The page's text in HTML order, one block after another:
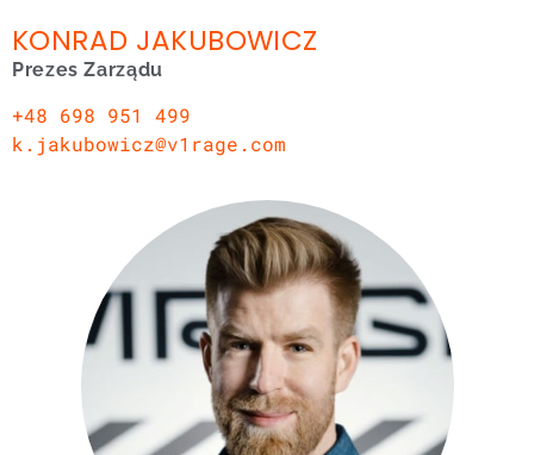
KONRAD JAKUBOWICZ
Prezes Zarządu
+48 698 951 499
k.jakubowicz@v1rage.com